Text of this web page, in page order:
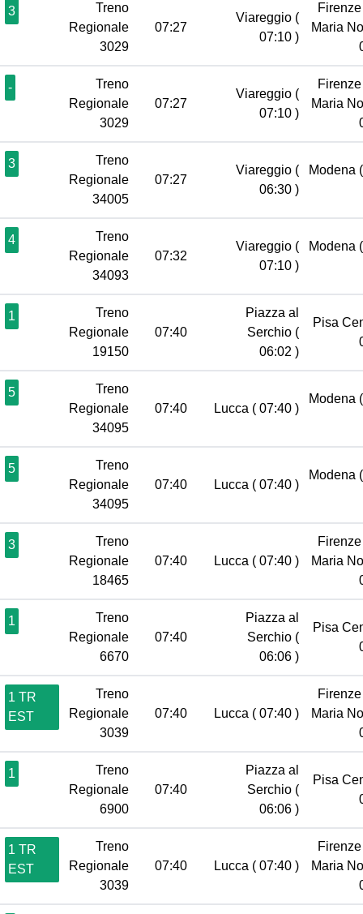
3
Treno
Regionale
3029
07:27
Viareggio (
07:10 )
Maria
-
Treno
Regionale
3029
07:27
Viareggio (
07:10 )
Maria
3
Treno
Regionale
34005
07:27
Viareggio (
06:30 )
Modena
4
Treno
Regionale
34093
07:32
Viareggio (
07:10 )
Modena
1
Treno
Regionale
19150
07:40
Piazza al
Serchio (
06:02 )
Pisa
5
Treno
Regionale
34095
07:40 Lucca ( 07:40 )
Modena
5
Treno
Regionale
34095
07:40 Lucca ( 07:40 )
Modena
3
Treno
Regionale
18465
07:40 Lucca ( 07:40 )
Maria
1
Treno
Regionale
6670
07:40
Piazza al
Serchio (
06:06 )
Pisa
1 TR
EST
Treno
Regionale
3039
07:40 Lucca ( 07:40 )
Maria
1
Treno
Regionale
6900
07:40
Piazza al
Serchio (
06:06 )
Pisa
1 TR
EST
Treno
Regionale
3039
07:40 Lucca ( 07:40 )
Maria